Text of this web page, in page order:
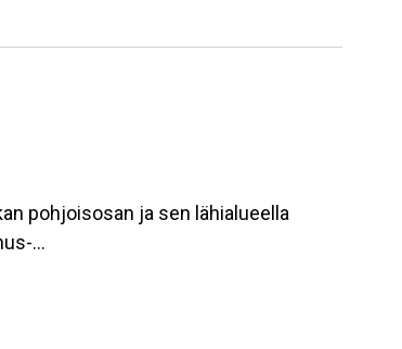
pohjoisosan ja sen lähialueella
…